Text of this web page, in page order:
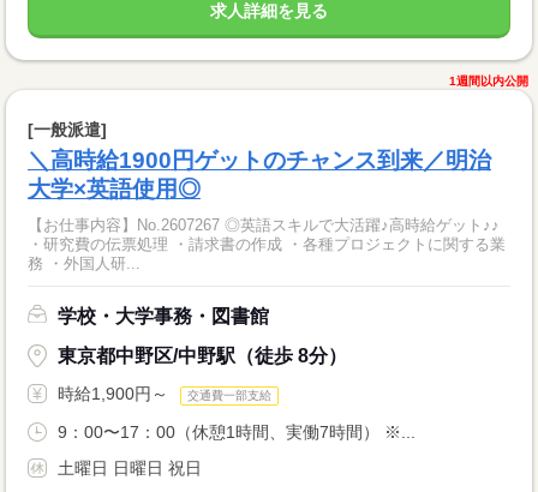
求人詳細を見る
1週間以内公開
[一般派遣]
＼高時給1900円ゲットのチャンス到来／明治
大学×英語使用◎
【お仕事内容】No.2607267 ◎英語スキルで大活躍♪高時給ゲット♪♪
・研究費の伝票処理 ・請求書の作成 ・各種プロジェクトに関する業
務 ・外国人研...
学校・大学事務・図書館
東京都中野区/中野駅（徒歩 8分）
時給1,900円～ 交通費一部支給
9：00〜17：00（休憩1時間、実働7時間） ※...
土曜日 日曜日 祝日